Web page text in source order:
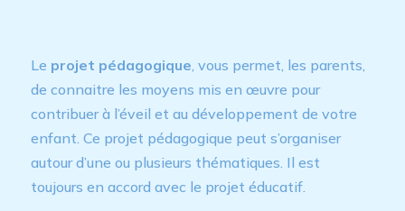
Le projet pédagogique, vous permet, les parents,
de connaitre les moyens mis en œuvre pour
contribuer à l’éveil et au développement de votre
enfant. Ce projet pédagogique peut s’organiser
autour d’une ou plusieurs thématiques. Il est
toujours en accord avec le projet éducatif.